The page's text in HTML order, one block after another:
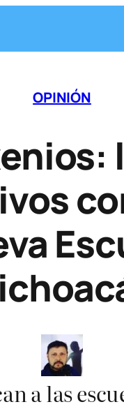
OPINIÓN
a las